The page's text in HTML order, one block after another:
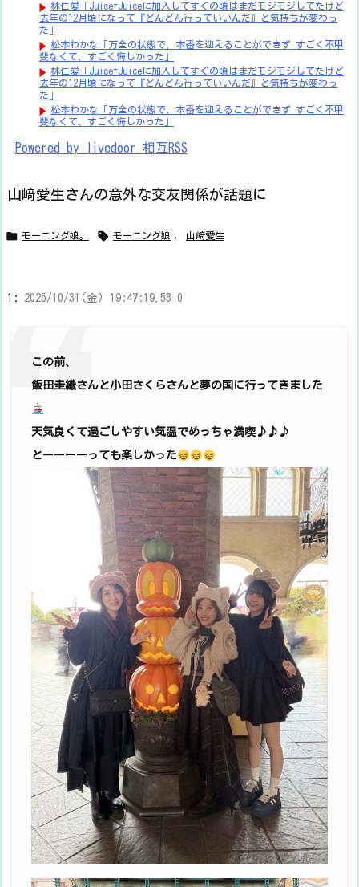
林仁愛「Juice=Juiceに加入してすぐの頃はまだモジモジしてたけど
去年の12月頃になって『どんどん行っていいんだ』と気持ちが変わっ
た」
松本わかな「万全の状態で、本番を迎えることができず すごく不甲
斐なくて、すごく悔しかった」
林仁愛「Juice=Juiceに加入してすぐの頃はまだモジモジしてたけど
去年の12月頃になって『どんどん行っていいんだ』と気持ちが変わっ
た」
松本わかな「万全の状態で、本番を迎えることができず すごく不甲
斐なくて、すごく悔しかった」
Powered by livedoor 相互RSS
山﨑愛生さんの意外な交友関係が話題に
 モーニング娘。  モーニング娘 , 山﨑愛生
1: 2025/10/31(金) 19:47:19.53 0
この前、
飯田圭織さんと小田さくらさんと夢の国に行ってきました
天気良くて過ごしやすい気温でめっちゃ満喫♪♪♪
とーーーーっても楽しかった